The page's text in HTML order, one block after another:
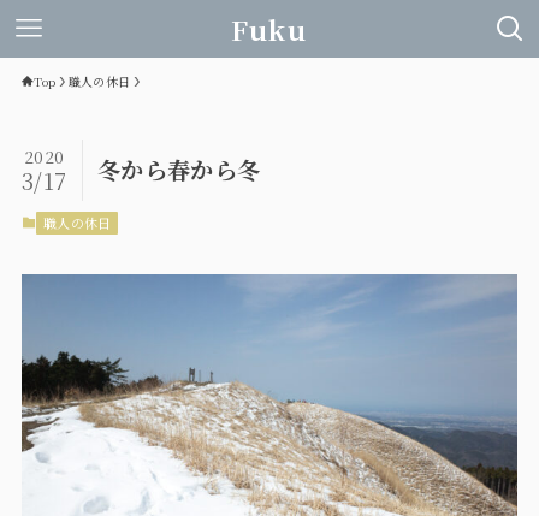
Fuku
Top 職人の休日
冬から春から冬
2020
3/17
職人の休日